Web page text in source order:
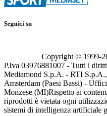
Seguici su
Copyright © 1999-
P.Iva 03976881007 - Tutti i
Mediamond S.p.A. - RTI
Amsterdam (Paesi Bassi) -
Monzese (MI)Rispetto ai
riprodotti è vietata ogni
sistemi di intelligenza artificiale